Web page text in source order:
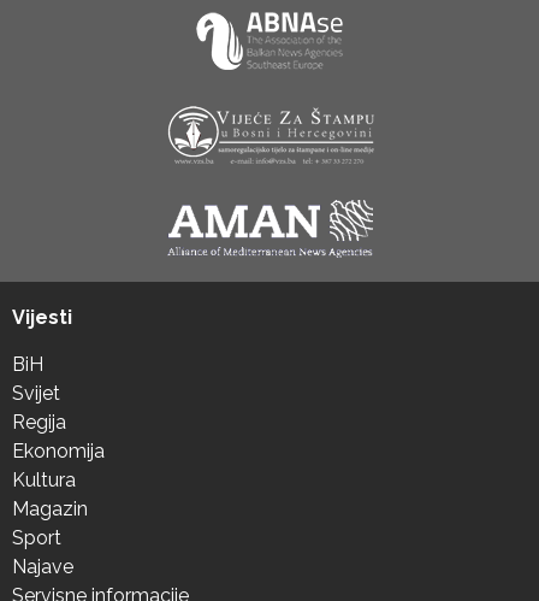
Vijesti
BiH
Svijet
Regija
Ekonomija
Kultura
Magazin
Sport
Najave
Servisne informacije